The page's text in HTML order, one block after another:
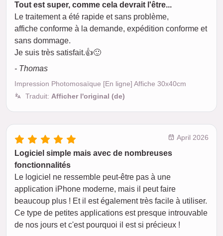
Tout est super, comme cela devrait l'être...
Le traitement a été rapide et sans problème,
affiche conforme à la demande, expédition conforme et
sans dommage.
Je suis très satisfait.👍🙂
- Thomas
Impression Photomosaïque [En ligne] Affiche 30x40cm
Traduit: Afficher l'original (de)
April 2026
Logiciel simple mais avec de nombreuses
fonctionnalités
Le logiciel ne ressemble peut-être pas à une
application iPhone moderne, mais il peut faire
beaucoup plus ! Et il est également très facile à utiliser.
Ce type de petites applications est presque introuvable
de nos jours et c'est pourquoi il est si précieux !